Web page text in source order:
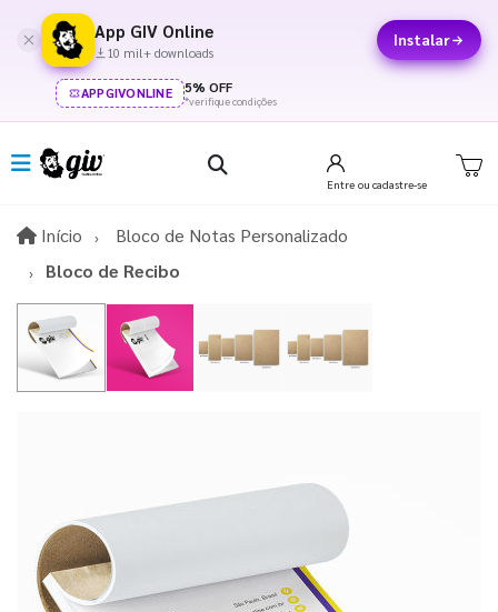
App GIV Online
10 mil+ downloads
Instalar
APPGIVONLINE 5% OFF
*verifique condições
Entre ou cadastre-se
Início InícioBloco de Notas Personalizado
Bloco de Recibo